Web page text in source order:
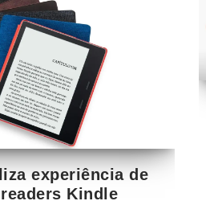
experiência de
Kindle